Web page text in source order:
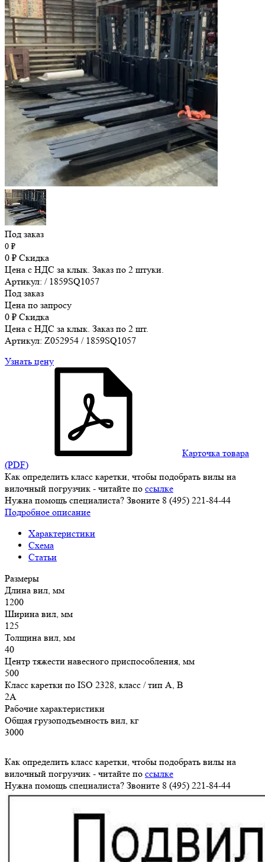
Под заказ
0 ₽
0 ₽ Скидка
Цена с НДС за клык. Заказ по 2 штуки.
Артикул: / 1859SQ1057
Под заказ
Цена по запросу
0 ₽ Скидка
Цена с НДС за клык. Заказ по 2 шт.
Артикул: Z052954 / 1859SQ1057
Узнать цену
Карточка товара
(PDF)
Как определить класс каретки, чтобы подобрать вилы на
вилочный погрузчик - читайте по ссылке
Нужна помощь специалиста? Звоните 8 (495) 221-84-44
Подробное описание
Характеристики
Схема
Статьи
Размеры
Длина вил, мм
1200
Ширина вил, мм
125
Толщина вил, мм
40
Центр тяжести навесного приспособления, мм
500
Класс каретки по ISO 2328, класс / тип A, B
2A
Рабочие характеристики
Общая грузоподъемность вил, кг
3000
Как определить класс каретки, чтобы подобрать вилы на
вилочный погрузчик - читайте по ссылке
Нужна помощь специалиста? Звоните 8 (495) 221-84-44